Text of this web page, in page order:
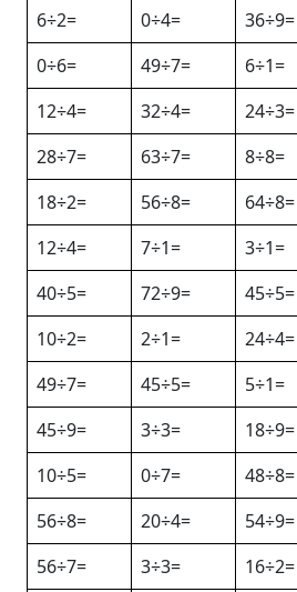
6÷2=
0÷4= 36÷9=
0÷6=
49÷7= 6÷1=
12÷4=
32÷4= 24÷3=
28÷7=
63÷7= 8÷8=
18÷2=
56÷8= 64÷8=
12÷4=
7÷1= 3÷1=
40÷5=
72÷9= 45÷5=
10÷2=
2÷1= 24÷4=
49÷7=
45÷5= 5÷1=
45÷9=
3÷3= 18÷9=
10÷5=
0÷7= 48÷8=
56÷8=
20÷4= 54÷9=
56÷7=
3÷3= 16÷2=